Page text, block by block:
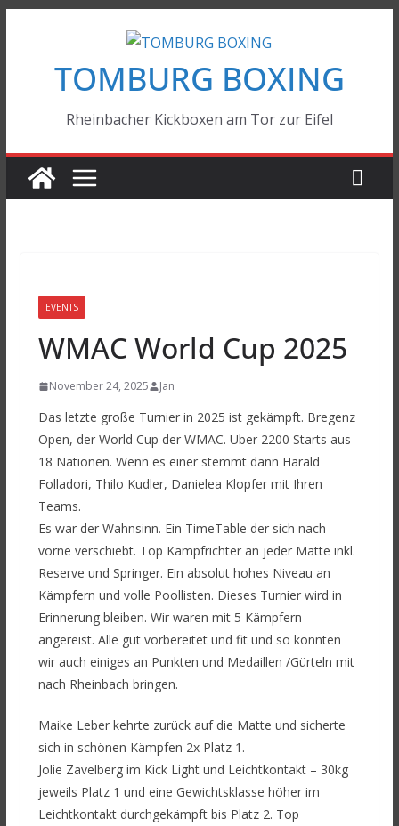
springenTOMBURG BOXING
Rheinbacher Kickboxen am Tor zur Eifel
EVENTS
WMAC World Cup 2025
November 24, 2025 Jan
Das letzte große Turnier in 2025 ist gekämpft. Bregenz
Open, der World Cup der WMAC. Über 2200 Starts aus
18 Nationen. Wenn es einer stemmt dann Harald
Folladori, Thilo Kudler, Danielea Klopfer mit Ihren
Teams.
Es war der Wahnsinn. Ein TimeTable der sich nach
vorne verschiebt. Top Kampfrichter an jeder Matte inkl.
Reserve und Springer. Ein absolut hohes Niveau an
Kämpfern und volle Poollisten. Dieses Turnier wird in
Erinnerung bleiben. Wir waren mit 5 Kämpfern
angereist. Alle gut vorbereitet und fit und so konnten
wir auch einiges an Punkten und Medaillen /Gürteln mit
nach Rheinbach bringen.
Maike Leber kehrte zurück auf die Matte und sicherte
sich in schönen Kämpfen 2x Platz 1.
Jolie Zavelberg im Kick Light und Leichtkontakt – 30kg
jeweils Platz 1 und eine Gewichtsklasse höher im
Leichtkontakt durchgekämpft bis Platz 2. Top